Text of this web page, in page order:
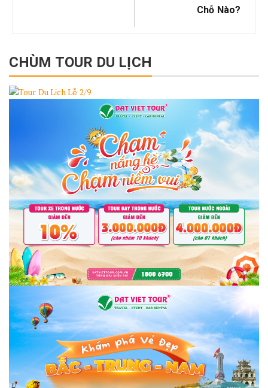
Chỗ Nào?
CHÙM TOUR DU LỊCH